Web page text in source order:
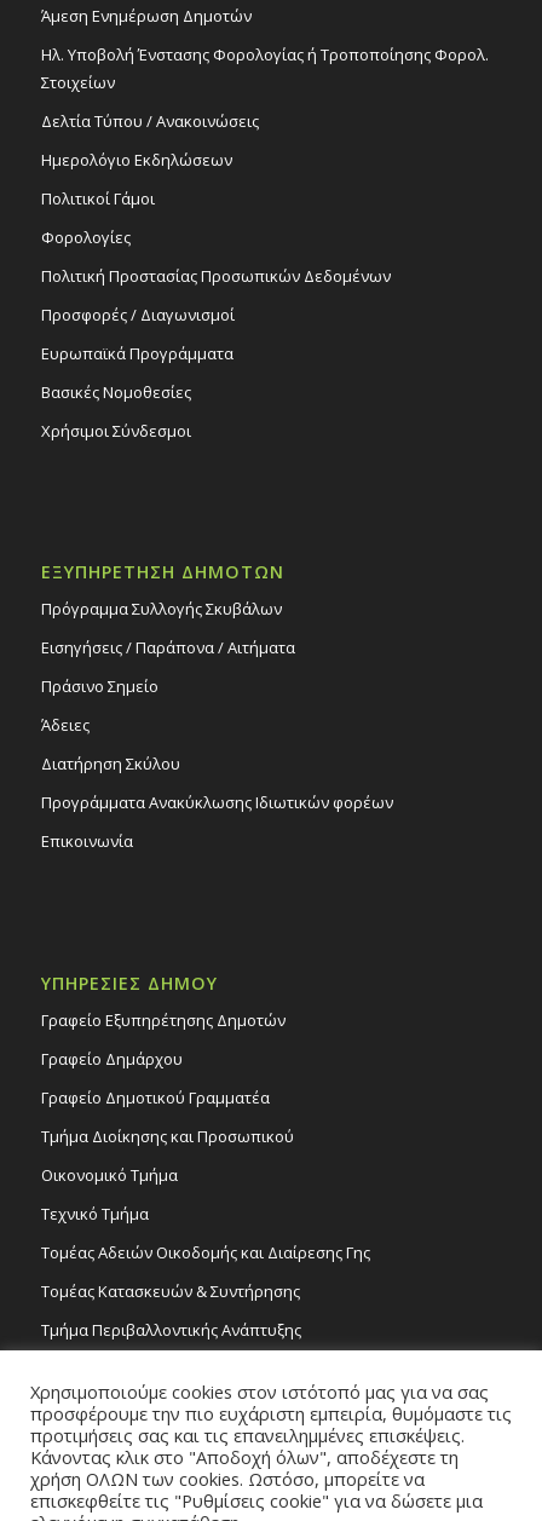
Άμεση Ενημέρωση Δημοτών
Ηλ. Υποβολή Ένστασης Φορολογίας ή Τροποποίησης Φορολ.
Στοιχείων
Δελτία Τύπου / Ανακοινώσεις
Ημερολόγιο Εκδηλώσεων
Πολιτικοί Γάμοι
Φορολογίες
Πολιτική Προστασίας Προσωπικών Δεδομένων
Προσφορές / Διαγωνισμοί
Ευρωπαϊκά Προγράμματα
Βασικές Νομοθεσίες
Χρήσιμοι Σύνδεσμοι
ΕΞΥΠΗΡΕΤΗΣΗ ΔΗΜΟΤΩΝ
Πρόγραμμα Συλλογής Σκυβάλων
Εισηγήσεις / Παράπονα / Αιτήματα
Πράσινο Σημείο
Άδειες
Διατήρηση Σκύλου
Προγράμματα Ανακύκλωσης Ιδιωτικών φορέων
Επικοινωνία
ΥΠΗΡΕΣΙΕΣ ΔΗΜΟΥ
Γραφείο Εξυπηρέτησης Δημοτών
Γραφείο Δημάρχου
Γραφείο Δημοτικού Γραμματέα
Τμήμα Διοίκησης και Προσωπικού
Οικονομικό Τμήμα
Τεχνικό Τμήμα
Τομέας Αδειών Οικοδομής και Διαίρεσης Γης
Τομέας Κατασκευών & Συντήρησης
Τμήμα Περιβαλλοντικής Ανάπτυξης
Τομέας Γραμμάτων και Τεχνών
Τροχονομία
Χρησιμοποιούμε cookies στον ιστότοπό μας για να σας
προσφέρουμε την πιο ευχάριστη εμπειρία, θυμόμαστε τις
προτιμήσεις σας και τις επανειλημμένες επισκέψεις.
Κάνοντας κλικ στο "Αποδοχή όλων", αποδέχεστε τη
χρήση ΟΛΩΝ των cookies. Ωστόσο, μπορείτε να
επισκεφθείτε τις "Ρυθμίσεις cookie" για να δώσετε μια